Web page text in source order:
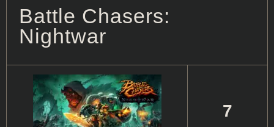
Battle Chasers:
Nightwar
7